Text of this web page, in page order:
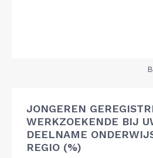
JONGEREN
WERKZOEKENDE BIJ
DEELNAME
REGIO (%)